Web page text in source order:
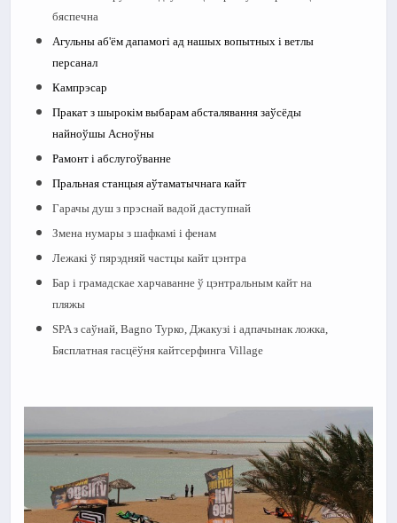
бяспечна
Агульны аб'ём дапамогі ад нашых вопытных і ветлы
персанал
Кампрэсар
Пракат з шырокім выбарам абсталявання заўсёды
найноўшы Асноўны
Рамонт і абслугоўванне
Пральная станцыя аўтаматычнага кайт
Гарачы душ з прэснай вадой даступнай
Змена нумары з шафкамі і фенам
Лежакі ў пярэдняй частцы кайт цэнтра
Бар і грамадскае харчаванне ў цэнтральным кайт на
пляжы
SPA з саўнай, Bagno Турко, Джакузі і адпачынак ложка,
Бясплатная гасцёўня кайтсерфинга Village